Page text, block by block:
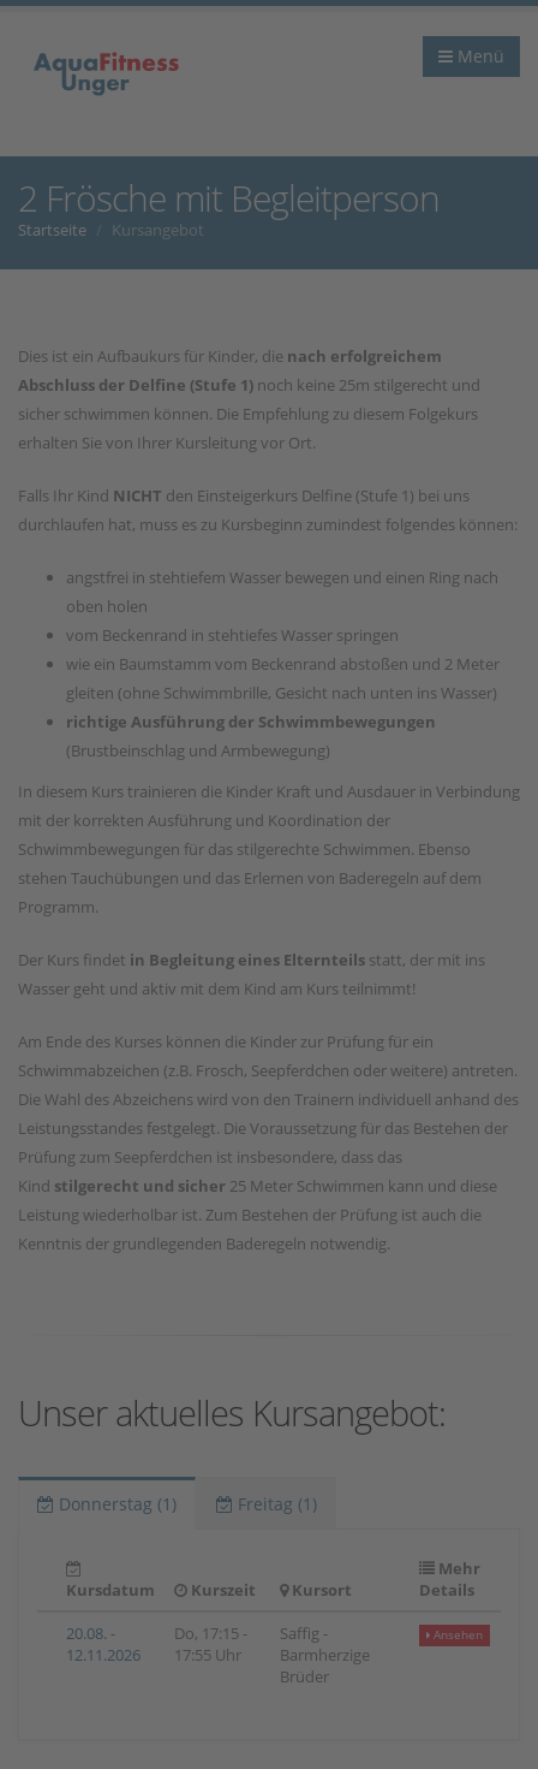
Menü
2 Frösche mit Begleitperson
Startseite Kursangebot
Dies ist ein Aufbaukurs für Kinder, die nach erfolgreichem
Abschluss der Delfine (Stufe 1) noch keine 25m stilgerecht und
sicher schwimmen können. Die Empfehlung zu diesem Folgekurs
erhalten Sie von Ihrer Kursleitung vor Ort.
Falls Ihr Kind NICHT den Einsteigerkurs Delfine (Stufe 1) bei uns
durchlaufen hat, muss es zu Kursbeginn zumindest folgendes können:
angstfrei in stehtiefem Wasser bewegen und einen Ring nach
oben holen
vom Beckenrand in stehtiefes Wasser springen
wie ein Baumstamm vom Beckenrand abstoßen und 2 Meter
gleiten (ohne Schwimmbrille, Gesicht nach unten ins Wasser)
richtige Ausführung der Schwimmbewegungen
(Brustbeinschlag und Armbewegung)
In diesem Kurs trainieren die Kinder Kraft und Ausdauer in Verbindung
mit der korrekten Ausführung und Koordination der
Schwimmbewegungen für das stilgerechte Schwimmen. Ebenso
stehen Tauchübungen und das Erlernen von Baderegeln auf dem
Programm.
Der Kurs findet in Begleitung eines Elternteils statt, der mit ins
Wasser geht und aktiv mit dem Kind am Kurs teilnimmt!
Am Ende des Kurses können die Kinder zur Prüfung für ein
Schwimmabzeichen (z.B. Frosch, Seepferdchen oder weitere) antreten.
Die Wahl des Abzeichens wird von den Trainern individuell anhand des
Leistungsstandes festgelegt. Die Voraussetzung für das Bestehen der
Prüfung zum Seepferdchen ist insbesondere, dass das
Kind stilgerecht und sicher 25 Meter Schwimmen kann und diese
Leistung wiederholbar ist. Zum Bestehen der Prüfung ist auch die
Kenntnis der grundlegenden Baderegeln notwendig.
Unser aktuelles Kursangebot:
Donnerstag (1) Freitag (1)
Kursdatum Kurszeit Kursort
Mehr
Details
20.08. -
12.11.2026
Do, 17:15 -
17:55 Uhr
Saffig -
Barmherzige
Brüder
Ansehen